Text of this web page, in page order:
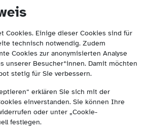
Cookies. Einige dieser Cookies sind für
technisch notwendig. Zudem
Cookies zur anonymisierten Analyse
unserer Besucher*innen. Damit möchten
stetig für Sie verbessern.
erklären Sie sich mit der
einverstanden. Sie können Ihre
oder unter „Cookie-
festlegen.
springen
und Suche) springen.